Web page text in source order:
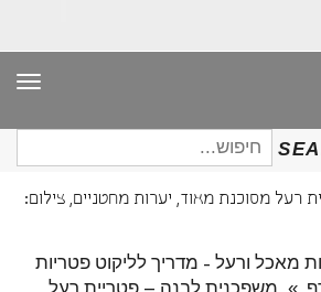
חיפוש
עבור:
רעל מסוכנת מאוד, יערות מחטניים, צילום:
מאכל ורעל - מדריך לליקוט פטריות
» משפכנית לבנה – פטריית רעל